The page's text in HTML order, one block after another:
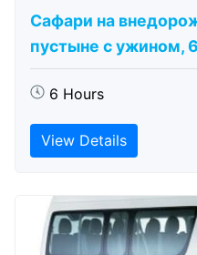
Сафари на
пустыне с ужином,
6 Hours
View Details